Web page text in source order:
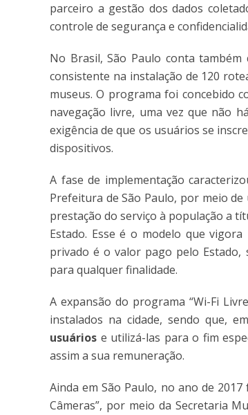
parceiro a gestão dos dados
controle de segurança e
No Brasil, São Paulo conta também
consistente na instalação de 120
museus. O programa foi concebido
navegação livre, uma vez que não
exigência de que os usuários se
dispositivos.
A fase de implementação
Prefeitura de São Paulo, por meio
prestação do serviço à população a
Estado. Esse é o modelo que
privado é o valor pago pelo Estado,
para qualquer finalidade.
A expansão do programa “Wi-Fi
instalados na cidade, sendo que,
usuários e utilizá-las para o fim
assim a sua remuneração.
Ainda em São Paulo, no ano de
Câmeras”, por meio da Secretaria